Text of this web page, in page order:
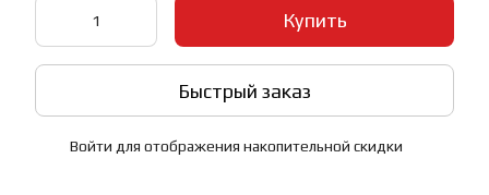
Купить
Быстрый заказ
Войти для отображения накопительной скидки